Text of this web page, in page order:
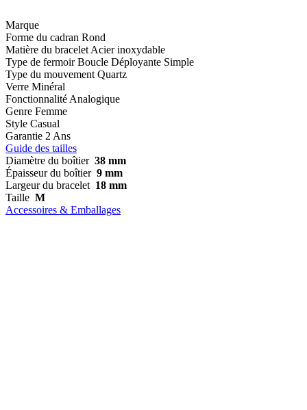
Marque
Forme du cadran Rond
Matière du bracelet Acier inoxydable
Type de fermoir Boucle Déployante Simple
Type du mouvement Quartz
Verre Minéral
Fonctionnalité Analogique
Genre Femme
Style Casual
Garantie 2 Ans
Guide des tailles
Diamètre du boîtier 38 mm
Épaisseur du boîtier 9 mm
Largeur du bracelet 18 mm
Taille M
Accessoires & Emballages